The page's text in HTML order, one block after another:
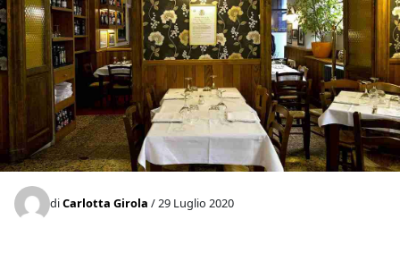
diCarlotta Girola / 29 Luglio 2020